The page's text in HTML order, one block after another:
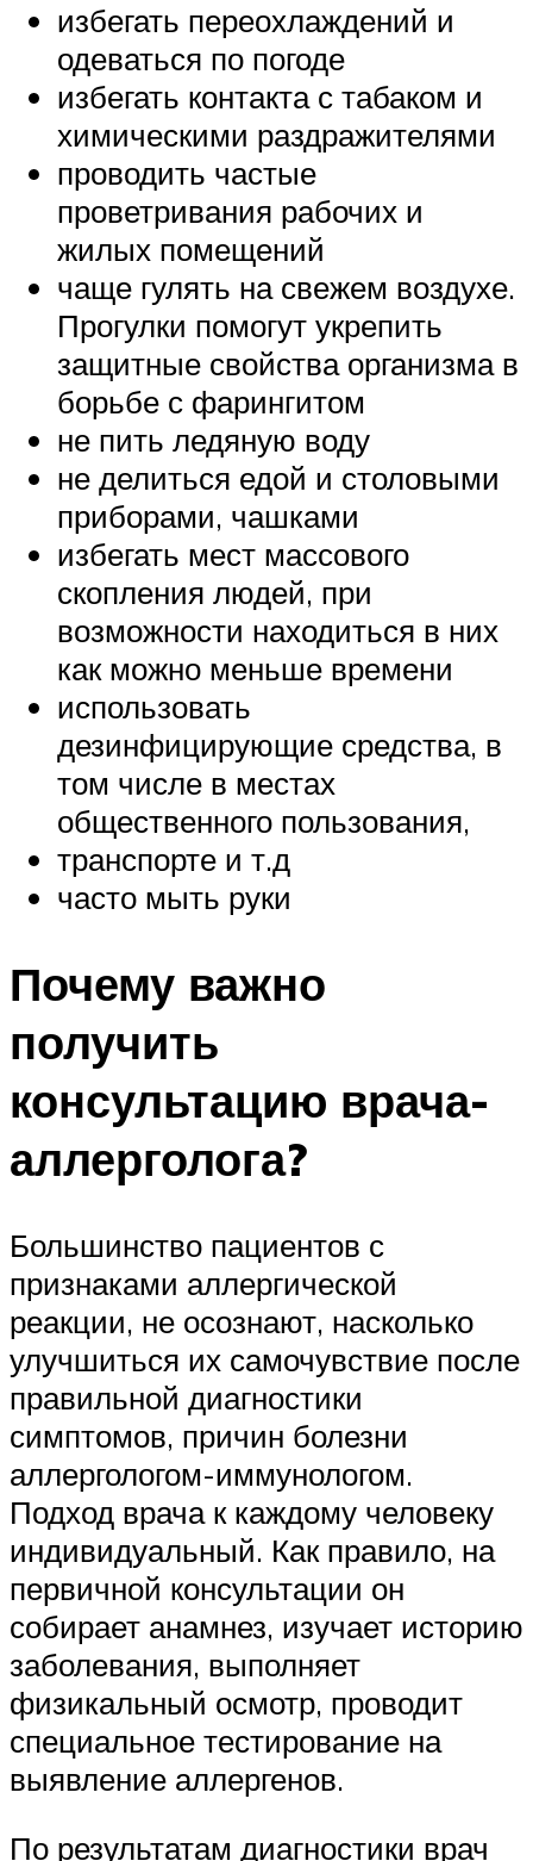
избегать переохлаждений и
одеваться по погоде
избегать контакта с табаком и
химическими раздражителями
проводить частые
проветривания рабочих и
жилых помещений
чаще гулять на свежем воздухе.
Прогулки помогут укрепить
защитные свойства организма в
борьбе с фарингитом
не пить ледяную воду
не делиться едой и столовыми
приборами, чашками
избегать мест массового
скопления людей, при
возможности находиться в них
как можно меньше времени
использовать
дезинфицирующие средства, в
том числе в местах
общественного пользования,
транспорте и т.д
часто мыть руки
Почему важно
получить
консультацию врача-
аллерголога?
Большинство пациентов с
признаками аллергической
реакции, не осознают, насколько
улучшиться их самочувствие после
правильной диагностики
симптомов, причин болезни
аллергологом-иммунологом.
Подход врача к каждому человеку
индивидуальный. Как правило, на
первичной консультации он
собирает анамнез, изучает историю
заболевания, выполняет
физикальный осмотр, проводит
специальное тестирование на
выявление аллергенов.
По результатам диагностики врач